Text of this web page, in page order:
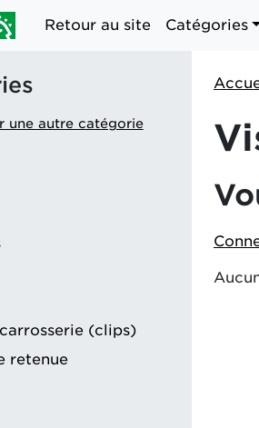
Retour au site Catégories
une autre catégorie
(clips)
retenue